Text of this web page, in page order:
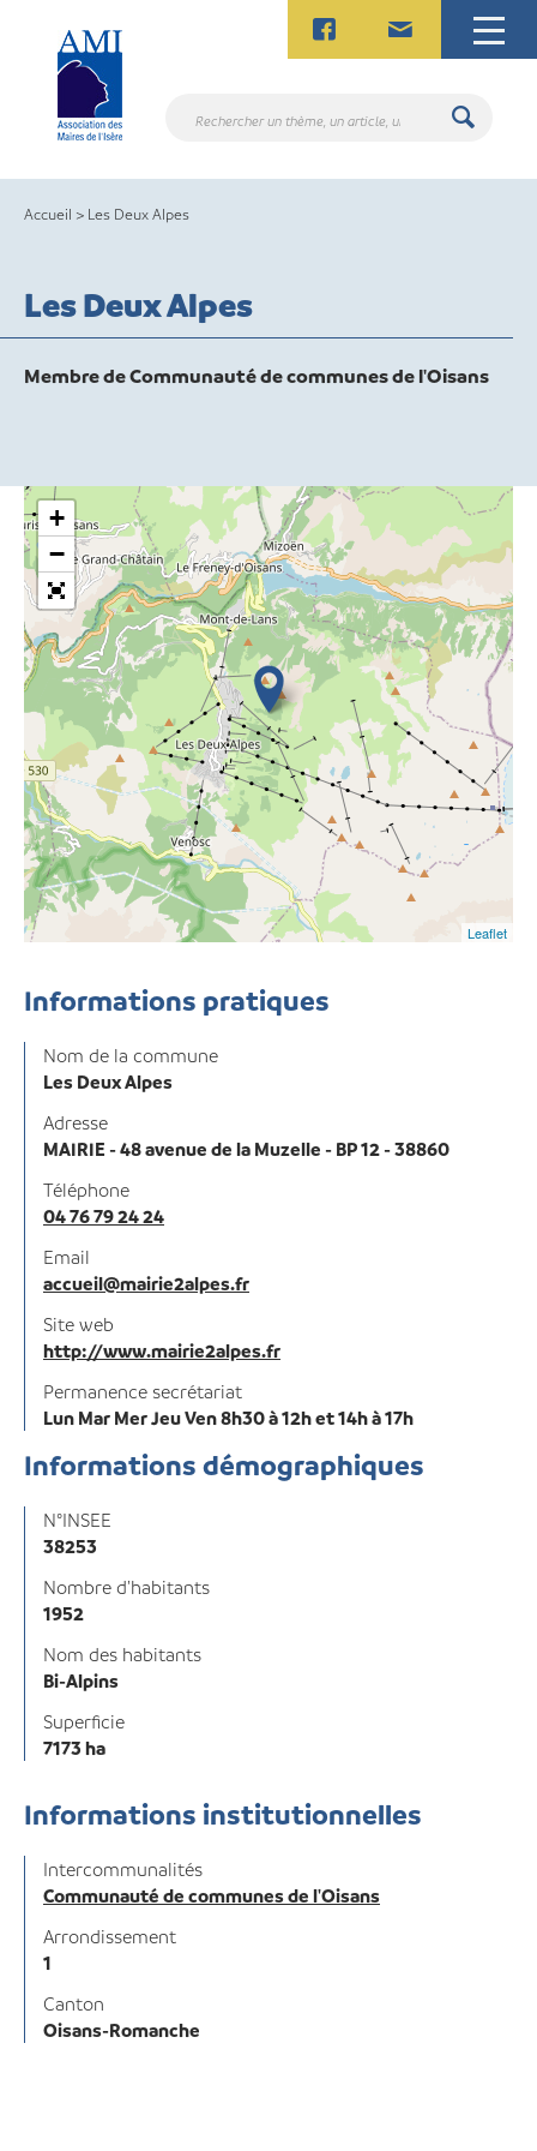
content
Rechercher
article,
Accueil > Les Deux Alpes
Les Deux Alpes
Membre de Communauté de communes de l'Oisans
+
−
Leaflet
Informations pratiques
Nom de la commune
Les Deux Alpes
Adresse
MAIRIE - 48 avenue de la Muzelle - BP 12 - 38860
Téléphone
04 76 79 24 24
Email
accueil@mairie2alpes.fr
Site web
http://www.mairie2alpes.fr
Permanence secrétariat
Lun Mar Mer Jeu Ven 8h30 à 12h et 14h à 17h
Informations démographiques
N°INSEE
38253
Nombre d'habitants
1952
Nom des habitants
Bi-Alpins
Superficie
7173 ha
Informations institutionnelles
Intercommunalités
Communauté de communes de l'Oisans
Arrondissement
1
Canton
Oisans-Romanche